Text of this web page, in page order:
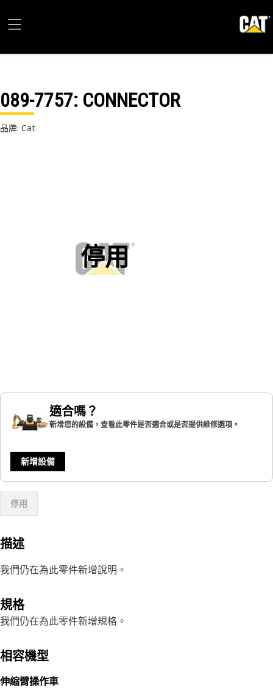
089-7757: CONNECTOR
品牌: Cat
停用
適合嗎？
新增您的設備，查看此零件是否適合或是否提供維修選項。
新增設備
停用
描述
我們仍在為此零件新增說明。
規格
我們仍在為此零件新增規格。
相容機型
伸縮臂操作車